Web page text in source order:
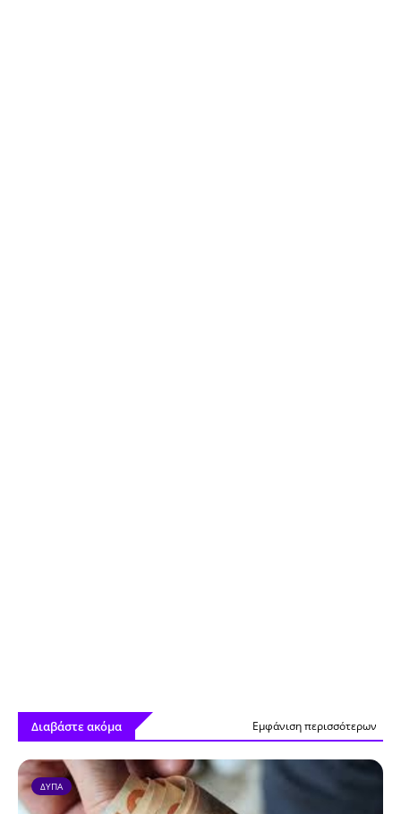
Διαβάστε ακόμα Εμφάνιση περισσότερων
ΔΥΠΑ